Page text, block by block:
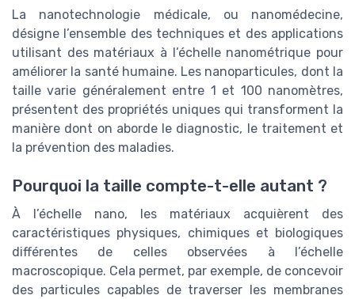
La nanotechnologie médicale, ou nanomédecine,
désigne l’ensemble des techniques et des applications
utilisant des matériaux à l’échelle nanométrique pour
améliorer la santé humaine. Les nanoparticules, dont la
taille varie généralement entre 1 et 100 nanomètres,
présentent des propriétés uniques qui transforment la
manière dont on aborde le diagnostic, le traitement et
la prévention des maladies.
Pourquoi la taille compte-t-elle autant ?
À l’échelle nano, les matériaux acquièrent des
caractéristiques physiques, chimiques et biologiques
différentes de celles observées à l’échelle
macroscopique. Cela permet, par exemple, de concevoir
des particules capables de traverser les membranes